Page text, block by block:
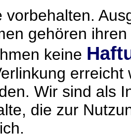
vorbehalten.
gehören
keine
Wir sind als
die zur